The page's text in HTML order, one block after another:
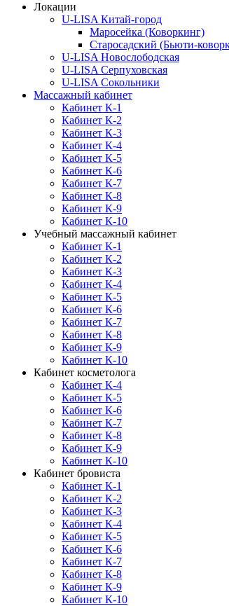
Локации
U-LISA Китай-город
Маросейка (Коворкинг)
Старосадский (Бьюти-
U-LISA Новослободская
U-LISA Серпуховская
U-LISA Сокольники
Массажный кабинет
Кабинет К-1
Кабинет К-2
Кабинет К-3
Кабинет К-4
Кабинет К-5
Кабинет К-6
Кабинет К-7
Кабинет К-8
Кабинет К-9
Кабинет К-10
Учебный массажный кабинет
Кабинет К-1
Кабинет К-2
Кабинет К-3
Кабинет К-4
Кабинет К-5
Кабинет К-6
Кабинет К-7
Кабинет К-8
Кабинет К-9
Кабинет К-10
Кабинет косметолога
Кабинет К-4
Кабинет К-5
Кабинет К-6
Кабинет К-7
Кабинет К-8
Кабинет К-9
Кабинет К-10
Кабинет бровиста
Кабинет К-1
Кабинет К-2
Кабинет К-3
Кабинет К-4
Кабинет К-5
Кабинет К-6
Кабинет К-7
Кабинет К-8
Кабинет К-9
Кабинет К-10